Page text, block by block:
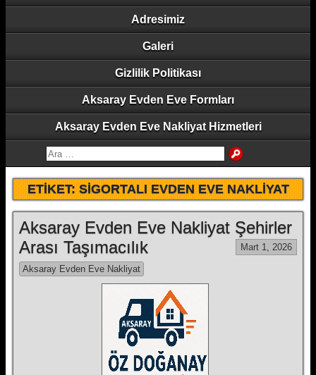
Adresimiz
Galeri
Gizlilik Politikası
Aksaray Evden Eve Formları
Aksaray Evden Eve Nakliyat Hizmetleri
ETIKET:SIGORTALI EVDEN EVE NAKLIYAT
Aksaray Evden Eve Nakliyat Şehirler
Arası Taşımacılık
Mart 1, 2026
Aksaray Evden Eve Nakliyat